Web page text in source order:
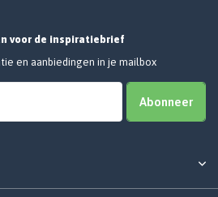
voor de inspiratiebrief
en aanbiedingen in je mailbox
Abonneer